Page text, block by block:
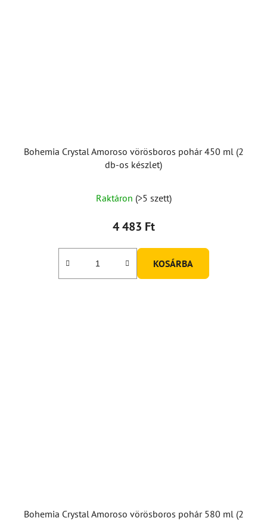
Bohemia Crystal Amoroso vörösboros pohár 450 ml (2
db-os készlet)
Raktáron (>5 szett)
4 483 Ft
KOSÁRBA
Bohemia Crystal Amoroso vörösboros pohár 580 ml (2